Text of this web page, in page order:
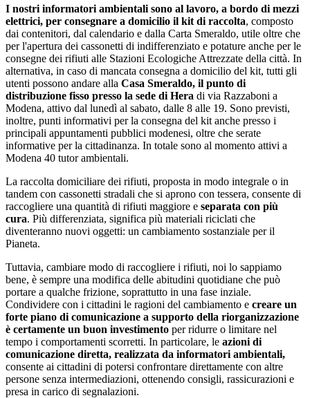
I nostri informatori ambientali sono al lavoro, a bordo di mezzi
elettrici, per consegnare a domicilio il kit di raccolta, composto
dai contenitori, dal calendario e dalla Carta Smeraldo, utile oltre che
per l'apertura dei cassonetti di indifferenziato e potature anche per le
consegne dei rifiuti alle Stazioni Ecologiche Attrezzate della città. In
alternativa, in caso di mancata consegna a domicilio del kit, tutti gli
utenti possono andare alla Casa Smeraldo, il punto di
distribuzione fisso presso la sede di Hera di via Razzaboni a
Modena, attivo dal lunedì al sabato, dalle 8 alle 19. Sono previsti,
inoltre, punti informativi per la consegna del kit anche presso i
principali appuntamenti pubblici modenesi, oltre che serate
informative per la cittadinanza. In totale sono al momento attivi a
Modena 40 tutor ambientali.
La raccolta domiciliare dei rifiuti, proposta in modo integrale o in
tandem con cassonetti stradali che si aprono con tessera, consente di
raccogliere una quantità di rifiuti maggiore e separata con più
cura. Più differenziata, significa più materiali riciclati che
diventeranno nuovi oggetti: un cambiamento sostanziale per il
Pianeta.
Tuttavia, cambiare modo di raccogliere i rifiuti, noi lo sappiamo
bene, è sempre una modifica delle abitudini quotidiane che può
portare a qualche frizione, soprattutto in una fase inziale.
Condividere con i cittadini le ragioni del cambiamento e creare un
forte piano di comunicazione a supporto della riorganizzazione
è certamente un buon investimento per ridurre o limitare nel
tempo i comportamenti scorretti. In particolare, le azioni di
comunicazione diretta, realizzata da informatori ambientali,
consente ai cittadini di potersi confrontare direttamente con altre
persone senza intermediazioni, ottenendo consigli, rassicurazioni e
presa in carico di segnalazioni.